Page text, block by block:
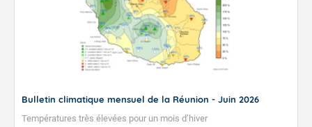
Bulletin climatique mensuel de la Réunion - Juin 2026
Températures très élevées pour un mois d’hiver